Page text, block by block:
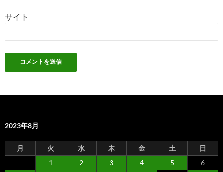
サイト
2023年8月
月 火 水 木 金 土
日
1
2 3 4 5
6